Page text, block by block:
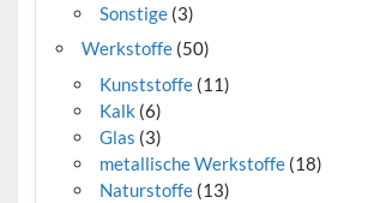
Sonstige(3)
Werkstoffe(50)
Kunststoffe(11)
Kalk (6)
Glas (3)
metallische Werkstoffe(18)
Naturstoffe(13)